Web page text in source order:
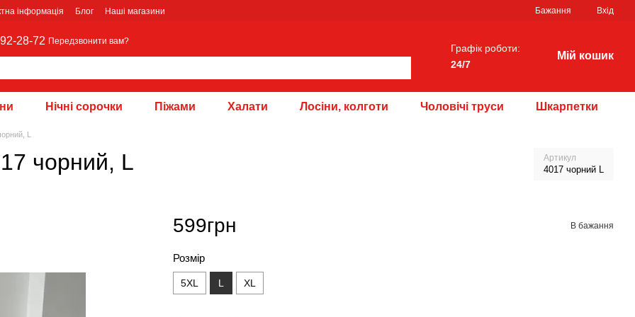
інформація Блог Наші магазини Бажання Вхід
28-72 Передзвонити вам?
Графік роботи:
24/7
Мій кошик
Нічні сорочки Піжами Халати Лосіни, колготи Чоловічі труси Шкарпетки
L
чорний, L Артикул
4017 чорний L
599грн В бажання
Розмір
5XL L XL